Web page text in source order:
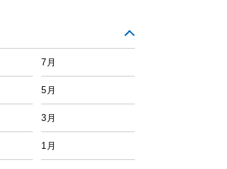
7月
5月
3月
1月